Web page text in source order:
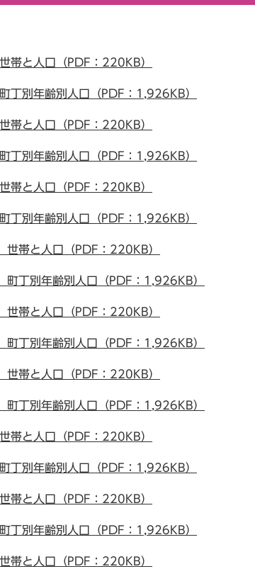
と人口（PDF：220KB）
別年齢別人口（PDF：1,926KB）
と人口（PDF：220KB）
別年齢別人口（PDF：1,926KB）
と人口（PDF：220KB）
別年齢別人口（PDF：1,926KB）
帯と人口（PDF：220KB）
丁別年齢別人口（PDF：1,926KB）
帯と人口（PDF：220KB）
丁別年齢別人口（PDF：1,926KB）
帯と人口（PDF：220KB）
丁別年齢別人口（PDF：1,926KB）
と人口（PDF：220KB）
別年齢別人口（PDF：1,926KB）
と人口（PDF：220KB）
別年齢別人口（PDF：1,926KB）
と人口（PDF：220KB）